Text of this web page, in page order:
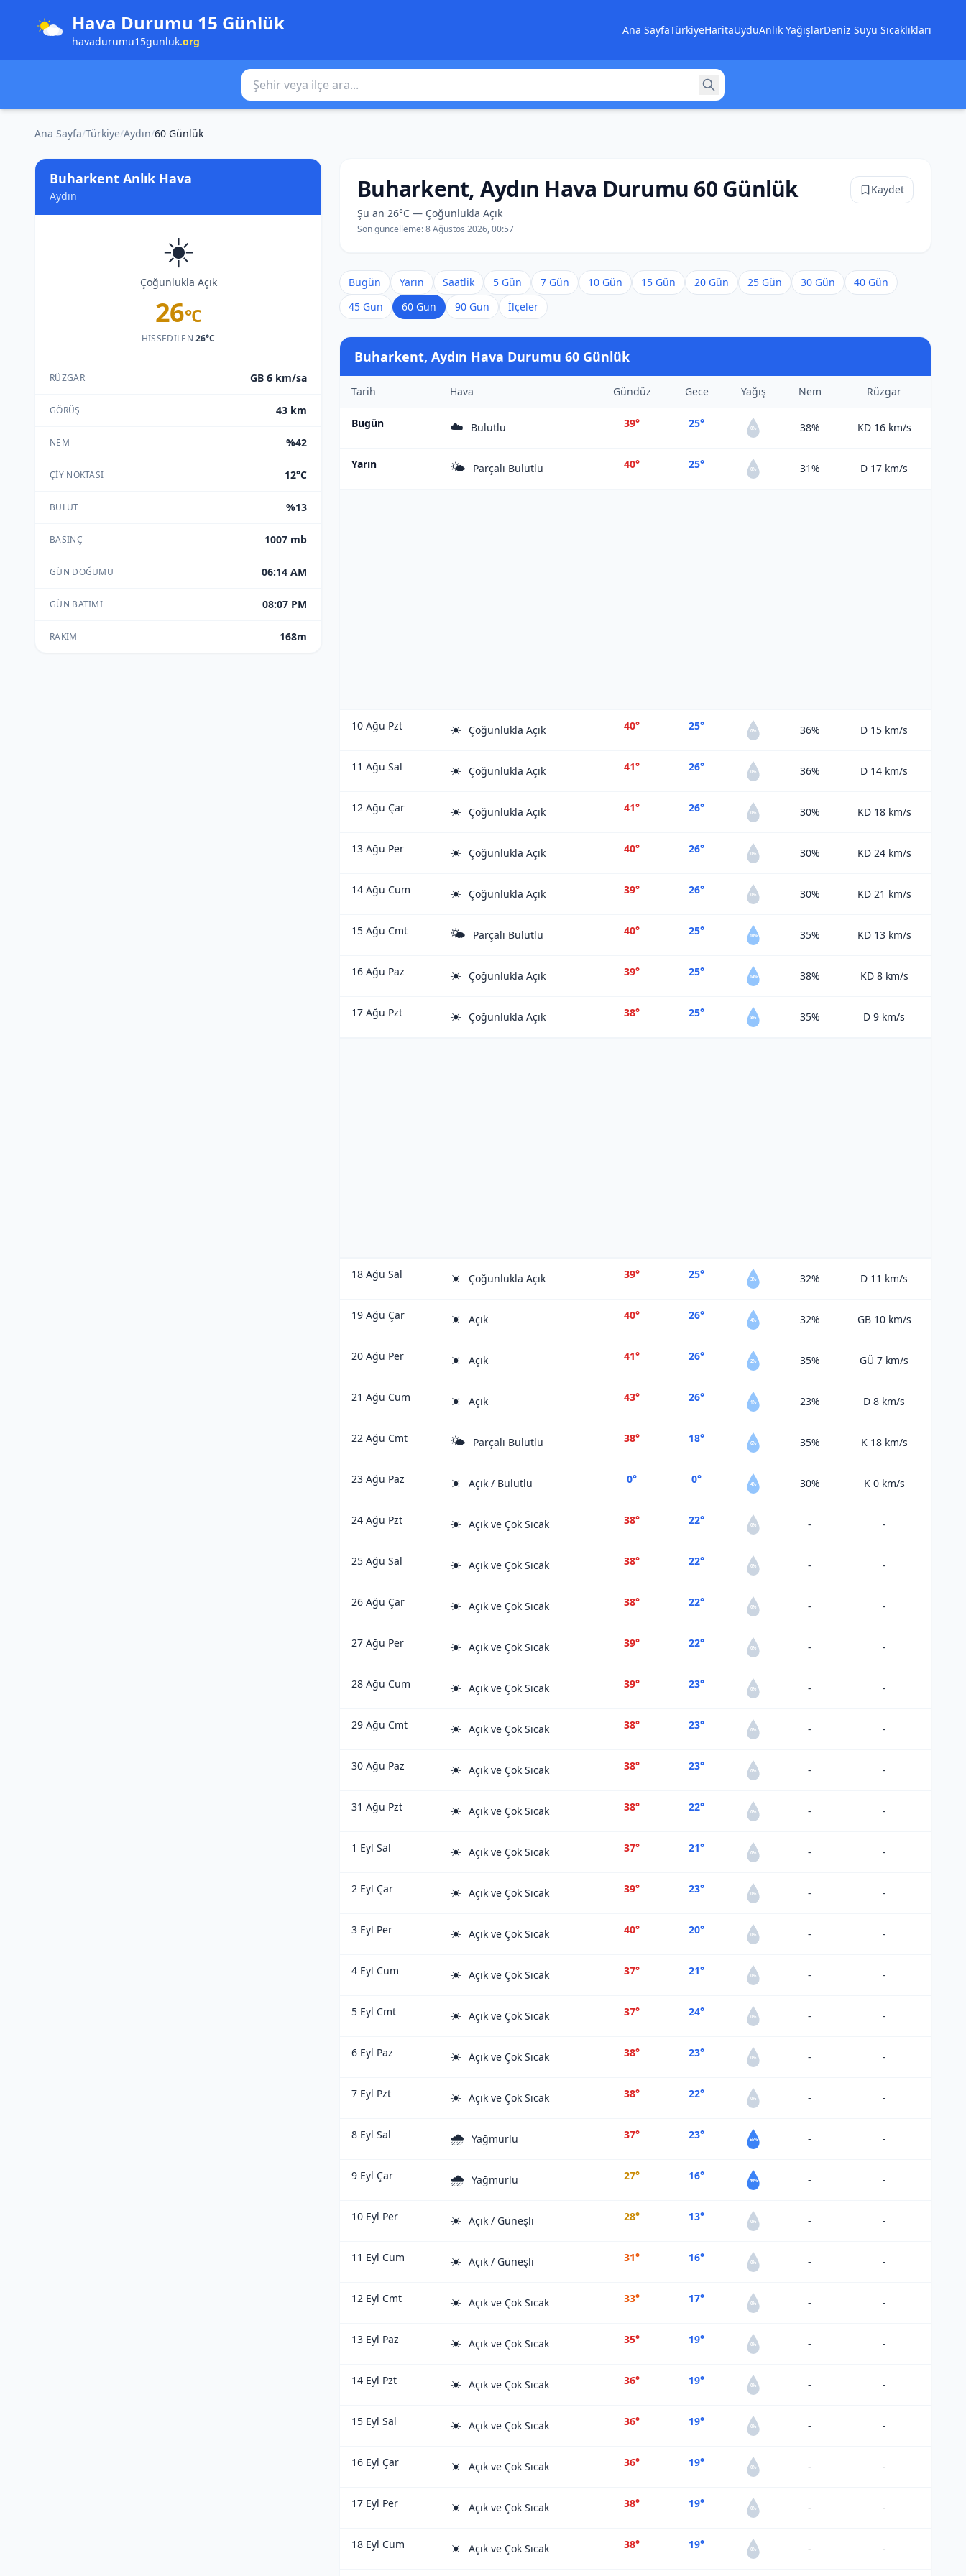
Hava Durumu 15 Günlük
havadurumu15gunluk.org
Ana SayfaTürkiyeHaritaUyduAnlık YağışlarDeniz Suyu Sıcaklıkları
Şehir veya ilçe ara
Ana Sayfa/Türkiye/Aydın/60 Günlük
Buharkent Anlık Hava
Aydın
☀️
Çoğunlukla Açık
26°C
HISSEDILEN26°C
RÜZGAR GB 6 km/sa
GÖRÜŞ 43 km
NEM %42
ÇIY NOKTASI 12°C
BULUT %13
BASINÇ 1007 mb
GÜN DOĞUMU 06:14 AM
GÜN BATIMI 08:07 PM
RAKIM 168m
Buharkent, Aydın Hava Durumu 60 Günlük
Şu an 26°C — Çoğunlukla Açık
Son güncelleme:8 Ağustos 2026, 00:57
Kaydet
Bugün Yarın Saatlik 5 Gün 7 Gün 10 Gün 15 Gün 20 Gün 25 Gün 30 Gün
40 Gün
45 Gün
60 Gün 90 Gün İlçeler
Buharkent, Aydın Hava Durumu 60 Günlük
Tarih Hava Gündüz Gece Yağış Nem Rüzgar
Bugün ☁️ Bulutlu 39° 25° 0% 38% KD 16 km/s
Yarın 🌤️ Parçalı Bulutlu 40° 25° 0% 31% D 17 km/s
10 Ağu Pzt ☀️ Çoğunlukla Açık 40° 25° 0% 36% D 15 km/s
11 Ağu Sal ☀️ Çoğunlukla Açık 41° 26° 0% 36% D 14 km/s
12 Ağu Çar ☀️ Çoğunlukla Açık 41° 26° 0% 30% KD 18 km/s
13 Ağu Per ☀️ Çoğunlukla Açık 40° 26° 0% 30% KD 24 km/s
14 Ağu Cum ☀️ Çoğunlukla Açık 39° 26° 0% 30% KD 21 km/s
15 Ağu Cmt 🌤️ Parçalı Bulutlu 40° 25° 10% 35% KD 13 km/s
16 Ağu Paz ☀️ Çoğunlukla Açık 39° 25° 14% 38% KD 8 km/s
17 Ağu Pzt ☀️ Çoğunlukla Açık 38° 25° 8% 35% D 9 km/s
18 Ağu Sal ☀️ Çoğunlukla Açık 39° 25° 3% 32% D 11 km/s
19 Ağu Çar ☀️ Açık 40° 26° 4% 32% GB 10 km/s
20 Ağu Per ☀️ Açık 41° 26° 2% 35% GÜ 7 km/s
21 Ağu Cum ☀️ Açık 43° 26° 1% 23% D 8 km/s
22 Ağu Cmt 🌤️ Parçalı Bulutlu 38° 18° 6% 35% K 18 km/s
23 Ağu Paz ☀️ Açık / Bulutlu 0° 0° 4% 30% K 0 km/s
24 Ağu Pzt ☀️ Açık ve Çok Sıcak 38° 22° 0% - -
25 Ağu Sal ☀️ Açık ve Çok Sıcak 38° 22° 0% - -
26 Ağu Çar ☀️ Açık ve Çok Sıcak 38° 22° 0% - -
27 Ağu Per ☀️ Açık ve Çok Sıcak 39° 22° 0% - -
28 Ağu Cum ☀️ Açık ve Çok Sıcak 39° 23° 0% - -
29 Ağu Cmt ☀️ Açık ve Çok Sıcak 38° 23° 0% - -
30 Ağu Paz ☀️ Açık ve Çok Sıcak 38° 23° 0% - -
31 Ağu Pzt ☀️ Açık ve Çok Sıcak 38° 22° 0% - -
1 Eyl Sal ☀️ Açık ve Çok Sıcak 37° 21° 0% - -
2 Eyl Çar ☀️ Açık ve Çok Sıcak 39° 23° 0% - -
3 Eyl Per ☀️ Açık ve Çok Sıcak 40° 20° 0% - -
4 Eyl Cum ☀️ Açık ve Çok Sıcak 37° 21° 0% - -
5 Eyl Cmt ☀️ Açık ve Çok Sıcak 37° 24° 0% - -
6 Eyl Paz ☀️ Açık ve Çok Sıcak 38° 23° 0% - -
7 Eyl Pzt ☀️ Açık ve Çok Sıcak 38° 22° 0% - -
8 Eyl Sal 🌧️ Yağmurlu 37° 23° 55% - -
9 Eyl Çar 🌧️ Yağmurlu 27° 16° 40% - -
10 Eyl Per ☀️ Açık / Güneşli 28° 13° 0% - -
11 Eyl Cum ☀️ Açık / Güneşli 31° 16° 0% - -
12 Eyl Cmt ☀️ Açık ve Çok Sıcak 33° 17° 0% - -
13 Eyl Paz ☀️ Açık ve Çok Sıcak 35° 19° 0% - -
14 Eyl Pzt ☀️ Açık ve Çok Sıcak 36° 19° 0% - -
15 Eyl Sal ☀️ Açık ve Çok Sıcak 36° 19° 0% - -
16 Eyl Çar ☀️ Açık ve Çok Sıcak 36° 19° 0% - -
17 Eyl Per ☀️ Açık ve Çok Sıcak 38° 19° 0% - -
18 Eyl Cum ☀️ Açık ve Çok Sıcak 38° 19° 0% - -